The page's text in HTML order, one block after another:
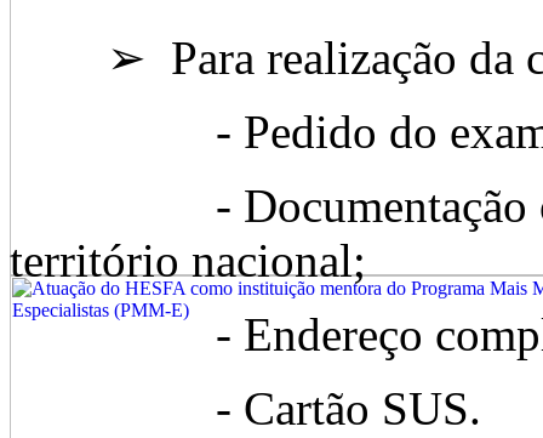
➢ Para realização da
- Pedido do
- Documentação
território nacional;
- Endereço
- Cartão SUS.